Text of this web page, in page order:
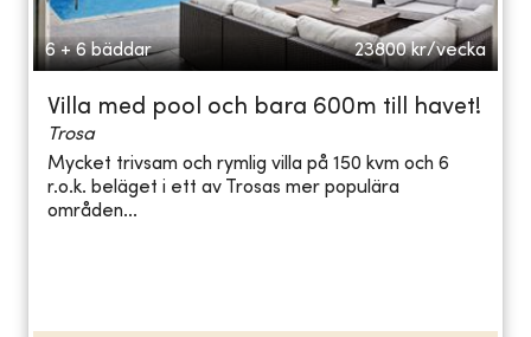
6 + 6 bäddar 23800 kr/vecka
Villa med pool och bara 600m till havet!
Trosa
Mycket trivsam och rymlig villa på 150 kvm och 6
r.o.k. beläget i ett av Trosas mer populära
områden...